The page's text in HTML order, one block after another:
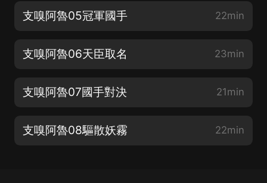
支嗅阿魯05冠軍國手 22min
支嗅阿魯06天臣取名 23min
支嗅阿魯07國手對決 21min
支嗅阿魯08驅散妖霧 22min